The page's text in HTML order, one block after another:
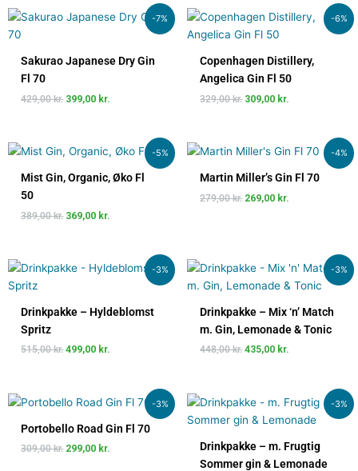
-7%
Sakurao Japanese Dry Gin
Fl 70
429,00kr.
Den
oprindelige
429,00 kr..
399,00 kr.
Den
aktuelle
399,00 kr..
-6%
Copenhagen Distillery,
Angelica Gin Fl 50
329,00kr.
Den
oprindelige
pris
329,00 kr..
309,00 kr.
Den
aktuelle
309,00 kr..
-5%
Mist Gin, Organic, Øko Fl
50
389,00kr.
Den
oprindelige
pris
var:
369,00 kr.
Den
aktuelle
pris
er:
-4%
Martin Miller’s Gin Fl 70
279,00kr.
Den
pris
279,00 kr..
269,00 kr.
Den
pris
-3%
Drinkpakke – Hyldeblomst
Spritz
515,00kr.
Den
oprindelige
515,00 kr..
499,00 kr.
Den
499,00 kr..
-3%
Drinkpakke – Mix ‘n’ Match
m. Gin, Lemonade & Tonic
448,00kr.
Den
pris
448,00 kr..
435,00 kr.
Den
pris
435,00 kr..
-3%
Portobello Road Gin Fl 70
309,00kr.
Den
pris
309,00 kr..
299,00 kr.
Den
pris
-3%
Drinkpakke – m. Frugtig
Sommer gin & Lemonade
Den
pris
388,00 kr..
Den
aktuelle
pris
375,00 kr..